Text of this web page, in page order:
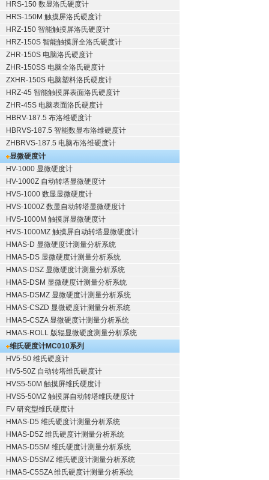
HRS-150 数显洛氏硬度计
HRS-150M 触摸屏洛氏硬度计
HRZ-150 智能触摸屏洛氏硬度计
HRZ-150S 智能触摸屏全洛氏硬度计
ZHR-150S 电脑洛氏硬度计
ZHR-150SS 电脑全洛氏硬度计
ZXHR-150S 电脑塑料洛氏硬度计
HRZ-45 智能触摸屏表面洛氏硬度计
ZHR-45S 电脑表面洛氏硬度计
HBRV-187.5 布洛维硬度计
HBRVS-187.5 智能数显布洛维硬度计
ZHBRVS-187.5 电脑布洛维硬度计
显微硬度计
HV-1000 显微硬度计
HV-1000Z 自动转塔显微硬度计
HVS-1000 数显显微硬度计
HVS-1000Z 数显自动转塔显微硬度计
HVS-1000M 触摸屏显微硬度计
HVS-1000MZ 触摸屏自动转塔显微硬度计
HMAS-D 显微硬度计测量分析系统
HMAS-DS 显微硬度计测量分析系统
HMAS-DSZ 显微硬度计测量分析系统
HMAS-DSM 显微硬度计测量分析系统
HMAS-DSMZ 显微硬度计测量分析系统
HMAS-CSZD 显微硬度计测量分析系统
HMAS-CSZA 显微硬度计测量分析系统
HMAS-ROLL 版辊显微硬度测量分析系统
维氏硬度计MC010系列
HV5-50 维氏硬度计
HV5-50Z 自动转塔维氏硬度计
HVS5-50M 触摸屏维氏硬度计
HVS5-50MZ 触摸屏自动转塔维氏硬度计
FV 研究型维氏硬度计
HMAS-D5 维氏硬度计测量分析系统
HMAS-D5Z 维氏硬度计测量分析系统
HMAS-D5SM 维氏硬度计测量分析系统
HMAS-D5SMZ 维氏硬度计测量分析系统
HMAS-C5SZA 维氏硬度计测量分析系统